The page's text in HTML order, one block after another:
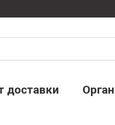
доставки